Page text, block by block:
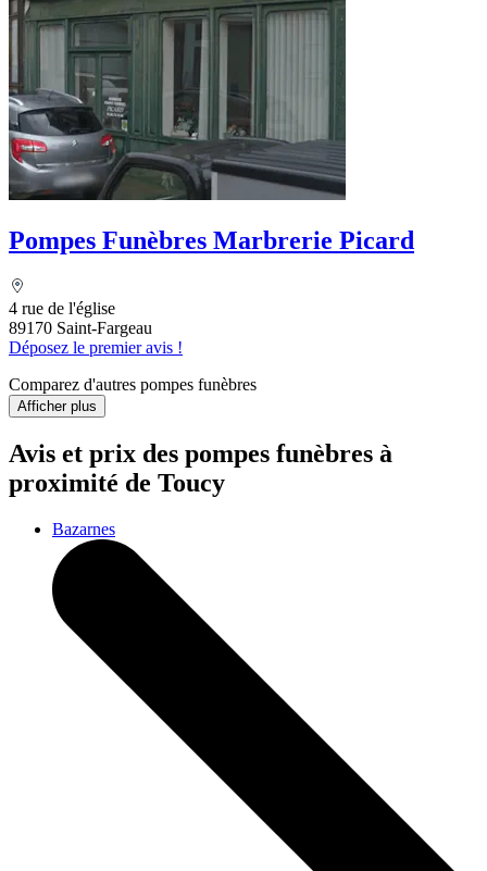
Pompes Funèbres Marbrerie Picard
4 rue de l'église
89170 Saint-Fargeau
Déposez le premier avis !
Comparez d'autres pompes funèbres
Afficher plus
Avis et prix des pompes funèbres à
proximité de Toucy
Bazarnes